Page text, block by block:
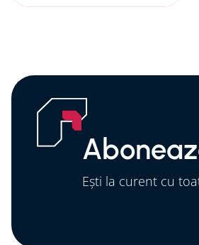
Ești la curent cu